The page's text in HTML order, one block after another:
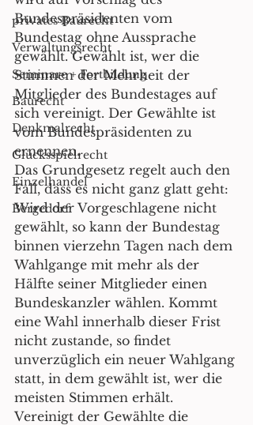
privates Baurecht
Verwaltungsrecht
Seminare + Fortbildung
Baurecht
Denkmalrecht
Glücksspielrecht
Einzelhandel
Bergedorf
Bundespräsidenten vom
Bundestag ohne Aussprache
gewählt. Gewählt ist, wer die
Stimmen der Mehrheit der
Mitglieder des Bundestages auf
sich vereinigt. Der Gewählte ist
vom Bundespräsidenten zu
ernennen.
Das Grundgesetz regelt auch den
Fall, dass es nicht ganz glatt geht:
Wird der Vorgeschlagene nicht
gewählt, so kann der Bundestag
binnen vierzehn Tagen nach dem
Wahlgange mit mehr als der
Hälfte seiner Mitglieder einen
Bundeskanzler wählen. Kommt
eine Wahl innerhalb dieser Frist
nicht zustande, so findet
unverzüglich ein neuer Wahlgang
statt, in dem gewählt ist, wer die
meisten Stimmen erhält.
Vereinigt der Gewählte die